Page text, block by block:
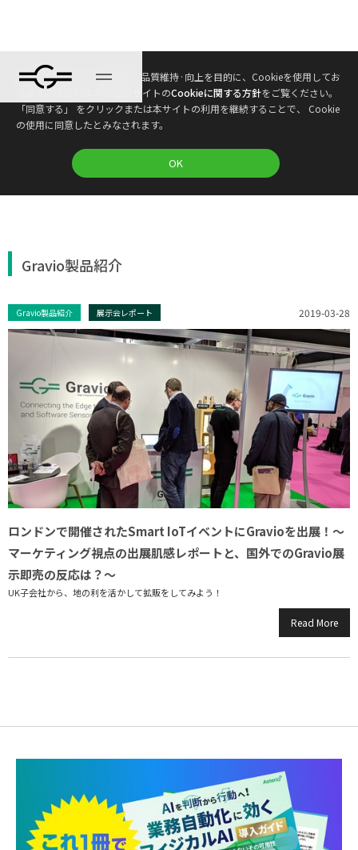
本ウェブサイトは、利便性、品質維持·向上を目的に、Cookieを使用してお
ります。詳しくは 本ウェブサイトのCookieに関する方針をご覧ください。
「同意する」 をクリックまたは本サイトの利用を継続することで、 Cookie
の使用に同意したとみなされます。
OK
ブログ
Gravio製品紹介
Gravio製品紹介 展示会レポート 2019-03-28
ロンドンで開催されたSmart IoTイベントにGravioを出展！〜
マーケティング視点の出展肌感レポートと、国外でのGravio展
示即売の反応は？〜
UK子会社から、地の利を活かして拡販をしてみよう！
Read More